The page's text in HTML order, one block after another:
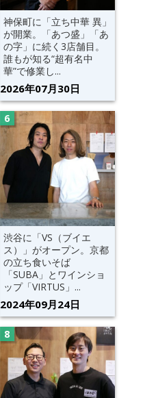
神保町に「立ち中華 異」
が開業。「あつ盛」「あ
の字」に続く3店舗目。
誰もが知る“超有名中
華”で修業し...
2026年07月30日
渋谷に「VS（ブイエ
ス）」がオープン。京都
の立ち食いそば
「SUBA」とワインショ
ップ「VIRTUS」...
2024年09月24日